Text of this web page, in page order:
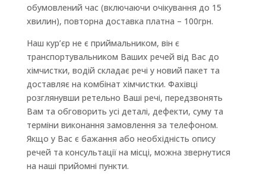
обумовлений час (включаючи очікування до 15
хвилин), повторна доставка платна – 100грн.
Наш кур’єр не є приймальником, він є
транспортувальником Ваших речей від Вас до
хімчистки, водій складає речі у новий пакет та
доставляє на комбінат хімчистки. Фахівці
розглянувши ретельно Ваші речі, передзвонять
Вам та обговорить усі деталі, дефекти, суму та
терміни виконання замовлення за телефоном.
Якщо у Вас є бажання або необхідність опису
речей та консультації на місці, можна звернутися
на наші прийомні пункти.